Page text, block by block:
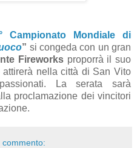
Campionato Mondiale di
” si congeda con un gran
Fireworks proporrà il suo
nella città di San Vito
La serata sarà
proclamazione dei vincitori
commento: